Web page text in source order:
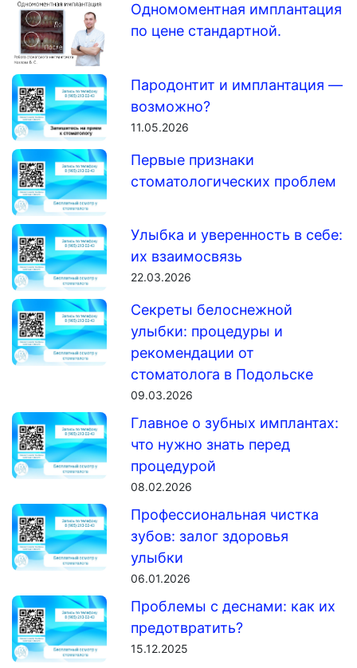
Одномоментная имплантация
по цене стандартной.
Пародонтит и имплантация —
возможно?
11.05.2026
Первые признаки
стоматологических проблем
Улыбка и уверенность в себе:
их взаимосвязь
22.03.2026
Секреты белоснежной
улыбки: процедуры и
рекомендации от
стоматолога в Подольске
09.03.2026
Главное о зубных имплантах:
что нужно знать перед
процедурой
08.02.2026
Профессиональная чистка
зубов: залог здоровья
улыбки
06.01.2026
Проблемы с деснами: как их
предотвратить?
15.12.2025